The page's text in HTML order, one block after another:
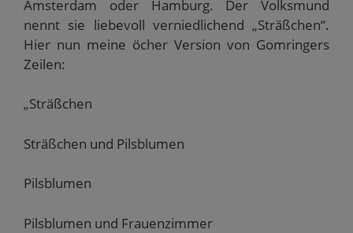
Amsterdam oder Hamburg. Der Volksmund
nennt sie liebevoll verniedlichend „Sträßchen“.
Hier nun meine öcher Version von Gomringers
Zeilen:
„Sträßchen
Sträßchen und Pilsblumen
Pilsblumen
Pilsblumen und Frauenzimmer